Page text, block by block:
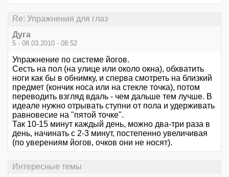
Re: Упражнения для глаз
Дуга
5 - 08.03.2010 - 08:52
Упражнение по системе йогов.
Сесть на пол (на улице или около окна), обхватить
ноги как бы в обнимку, и сперва смотреть на близкий
предмет (кончик носа или на стекле точка), потом
переводить взгляд вдаль - чем дальше тем лучше. В
идеале нужно отрывать ступни от пола и удерживать
равновесие на "пятой точке".
Так 10-15 минут каждый день, можно два-три раза в
день, начинать с 2-3 минут, постепенно увеличивая
(по уверениям йогов, очков они не носят).
Интересные темы